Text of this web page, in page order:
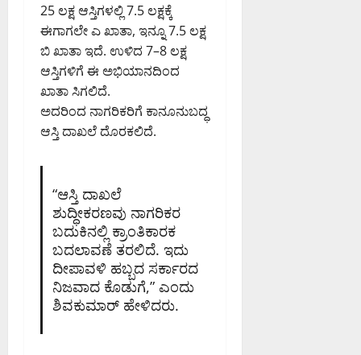
25 ಲಕ್ಷ ಆಸ್ತಿಗಳಲ್ಲಿ 7.5 ಲಕ್ಷಕ್ಕೆ
ಈಗಾಗಲೇ ಎ ಖಾತಾ, ಇನ್ನೂ 7.5 ಲಕ್ಷ
ಬಿ ಖಾತಾ ಇದೆ. ಉಳಿದ 7–8 ಲಕ್ಷ
ಆಸ್ತಿಗಳಿಗೆ ಈ ಅಭಿಯಾನದಿಂದ
ಖಾತಾ ಸಿಗಲಿದೆ.
ಅದರಿಂದ ನಾಗರಿಕರಿಗೆ ಕಾನೂನುಬದ್ಧ
ಆಸ್ತಿ ದಾಖಲೆ ದೊರಕಲಿದೆ.
“ಆಸ್ತಿ ದಾಖಲೆ
ಶುದ್ಧೀಕರಣವು ನಾಗರಿಕರ
ಬದುಕಿನಲ್ಲಿ ಕ್ರಾಂತಿಕಾರಕ
ಬದಲಾವಣೆ ತರಲಿದೆ. ಇದು
ದೀಪಾವಳಿ ಹಬ್ಬದ ಸರ್ಕಾರದ
ನಿಜವಾದ ಕೊಡುಗೆ,” ಎಂದು
ಶಿವಕುಮಾರ್ ಹೇಳಿದರು.